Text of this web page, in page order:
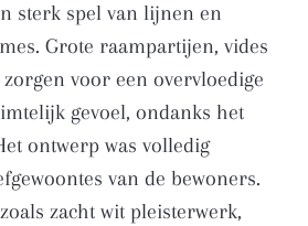
sterk spel van lijnen en
Grote raampartijen, vides
voor een overvloedige
gevoel, ondanks het
ontwerp was volledig
van de bewoners.
zacht wit pleisterwerk,